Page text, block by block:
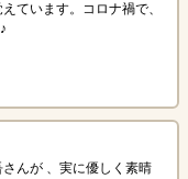
ています。コロナ禍で、
んが 、実に優しく素晴